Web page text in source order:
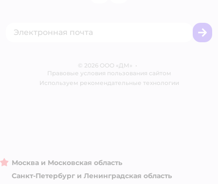
Блог
Корм для собак
© 2026 ООО «ДМ» •
Правовые условия пользования сайтом
Используем рекомендательные технологии
Москва и Московская область
Санкт-Петербург и Ленинградская область